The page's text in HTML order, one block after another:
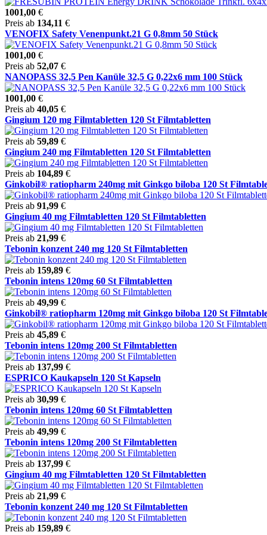
1001,00 €
Preis ab 134,11 €
VENOFIX Safety Venenpunkt.21 G 0,8mm 50 Stück
1001,00 €
Preis ab 52,07 €
NANOPASS 32,5 Pen Kanüle 32,5 G 0,22x6 mm 100 Stück
1001,00 €
Preis ab 40,05 €
Gingium 120 mg Filmtabletten 120 St Filmtabletten
Preis ab 59,89 €
Gingium 240 mg Filmtabletten 120 St Filmtabletten
Preis ab 104,89 €
Ginkobil® ratiopharm 240mg mit Ginkgo biloba 120 St
Preis ab 91,99 €
Gingium 40 mg Filmtabletten 120 St Filmtabletten
Preis ab 21,99 €
Tebonin konzent 240 mg 120 St Filmtabletten
Preis ab 159,89 €
Tebonin intens 120mg 60 St Filmtabletten
Preis ab 49,99 €
Ginkobil® ratiopharm 120mg mit Ginkgo biloba 120 St
Preis ab 45,89 €
Tebonin intens 120mg 200 St Filmtabletten
Preis ab 137,99 €
ESPRICO Kaukapseln 120 St Kapseln
Preis ab 30,99 €
Tebonin intens 120mg 60 St Filmtabletten
Preis ab 49,99 €
Tebonin intens 120mg 200 St Filmtabletten
Preis ab 137,99 €
Gingium 40 mg Filmtabletten 120 St Filmtabletten
Preis ab 21,99 €
Tebonin konzent 240 mg 120 St Filmtabletten
Preis ab 159,89 €